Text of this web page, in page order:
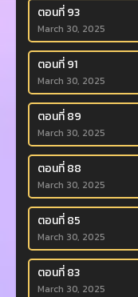
ตอนที่ 93
March 30, 2025
ตอนที่ 91
March 30, 2025
ตอนที่ 89
March 30, 2025
ตอนที่ 88
March 30, 2025
ตอนที่ 85
March 30, 2025
ตอนที่ 83
March 30, 2025